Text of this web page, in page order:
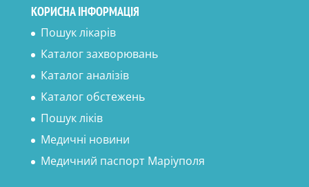
КОРИСНА ІНФОРМАЦІЯ
Пошук лікарів
Каталог захворювань
Каталог аналізів
Каталог обстежень
Пошук ліків
Медичні новини
Медичний паспорт Маріуполя